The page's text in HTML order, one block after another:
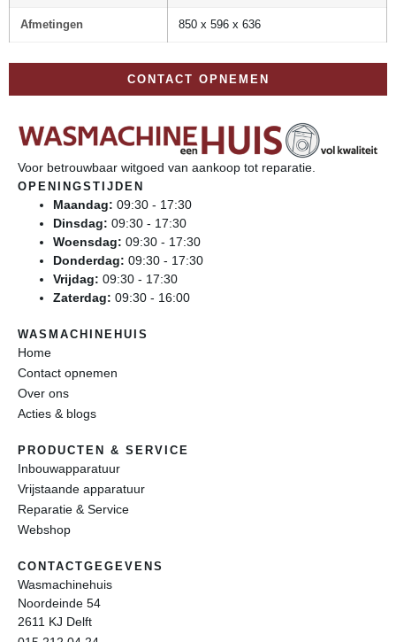
Afmetingen 850 x 596 x 636
CONTACT OPNEMEN
Voor betrouwbaar witgoed van aankoop tot reparatie.
OPENINGSTIJDEN
Maandag: 09:30 - 17:30
Dinsdag: 09:30 - 17:30
Woensdag: 09:30 - 17:30
Donderdag: 09:30 - 17:30
Vrijdag: 09:30 - 17:30
Zaterdag: 09:30 - 16:00
WASMACHINEHUIS
Home
Contact opnemen
Over ons
Acties & blogs
PRODUCTEN & SERVICE
Inbouwapparatuur
Vrijstaande apparatuur
Reparatie & Service
Webshop
CONTACTGEGEVENS
Wasmachinehuis
Noordeinde 54
2611 KJ Delft